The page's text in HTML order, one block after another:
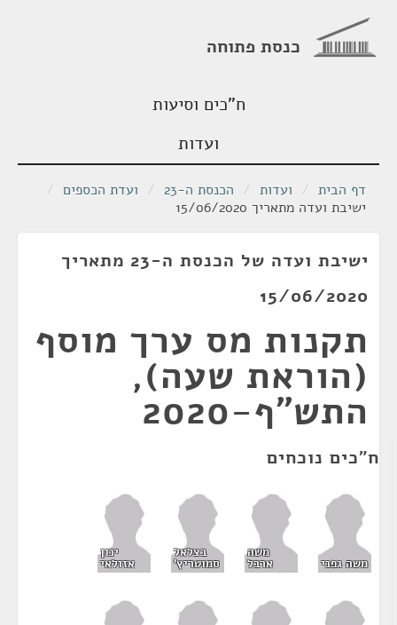
כנסת פתוחה
ח"כים וסיעות
ועדות
דף הבית / ועדות / הכנסת ה-23 / ועדת הכספים /
ישיבת ועדה מתאריך 15/06/2020
ישיבת ועדה של הכנסת ה-23 מתאריך
15/06/2020
תקנות מס ערך מוסף
(הוראת שעה),
התש"ף-2020
ח"כים נוכחים
משה גפני
משה
ארבל
בצלאל
סמוטריץ'
ינון
אזולאי